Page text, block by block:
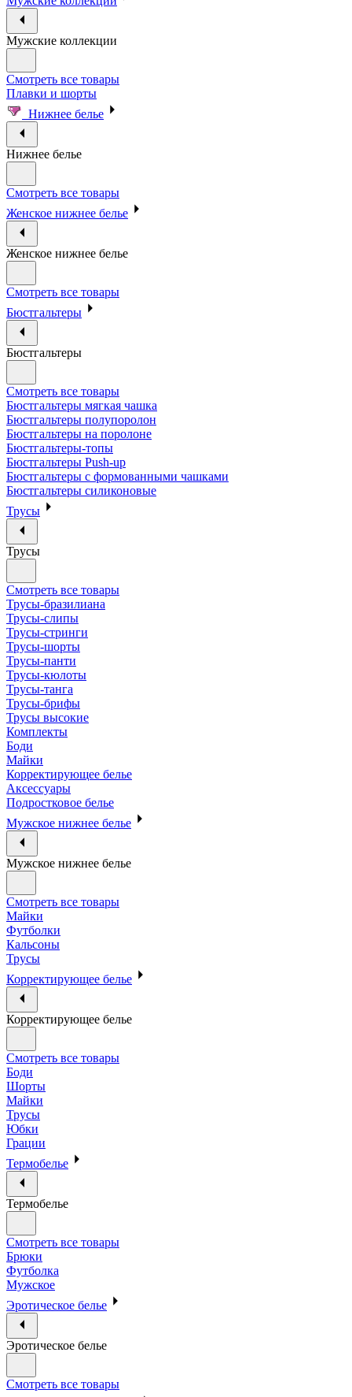
Мужские коллекции
Смотреть все товары
Плавки и шорты
Нижнее белье
Нижнее белье
Смотреть все товары
Женское нижнее белье
Женское нижнее белье
Смотреть все товары
Бюстгальтеры
Бюстгальтеры
Смотреть все товары
Бюстгальтеры мягкая чашка
Бюстгальтеры полупоролон
Бюстгальтеры на поролоне
Бюстгальтеры-топы
Бюстгальтеры Push-up
Бюстгальтеры с формованными чашками
Бюстгальтеры силиконовые
Трусы
Трусы
Смотреть все товары
Трусы-бразилиана
Трусы-слипы
Трусы-стринги
Трусы-шорты
Трусы-панти
Трусы-кюлоты
Трусы-танга
Трусы-брифы
Трусы высокие
Комплекты
Боди
Майки
Корректирующее белье
Аксессуары
Подростковое белье
Мужское нижнее белье
Мужское нижнее белье
Смотреть все товары
Майки
Футболки
Кальсоны
Трусы
Корректирующее белье
Корректирующее белье
Смотреть все товары
Боди
Шорты
Майки
Трусы
Юбки
Грации
Термобелье
Термобелье
Смотреть все товары
Брюки
Футболка
Мужское
Эротическое белье
Эротическое белье
Смотреть все товары